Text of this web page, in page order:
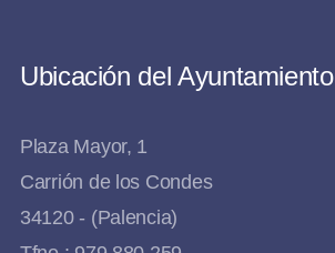
Ubicación del Ayuntamiento
Plaza Mayor, 1
Carrión de los Condes
34120 - (Palencia)